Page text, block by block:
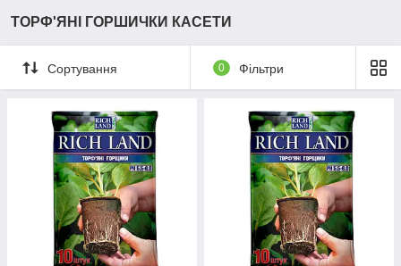
ТОРФ'ЯНІ ГОРШИЧКИ КАСЕТИ
Сортування 0 Фільтри